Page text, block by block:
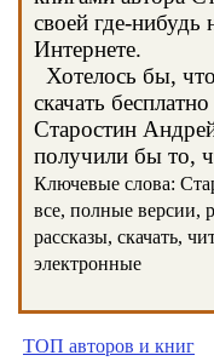
своей где-нибудь
Интернете.
Хотелось бы,
скачать
Старостин
получили бы то,
Ключевые слова:
все, полные версии,
рассказы, скачать,
электронные
ТОП авторов и книг